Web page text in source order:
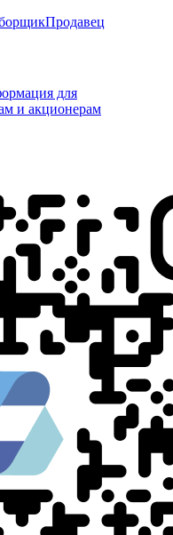
Продавец
для
и акционерам